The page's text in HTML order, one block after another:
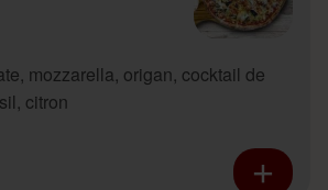
mozzarella, origan, cocktail de
citron